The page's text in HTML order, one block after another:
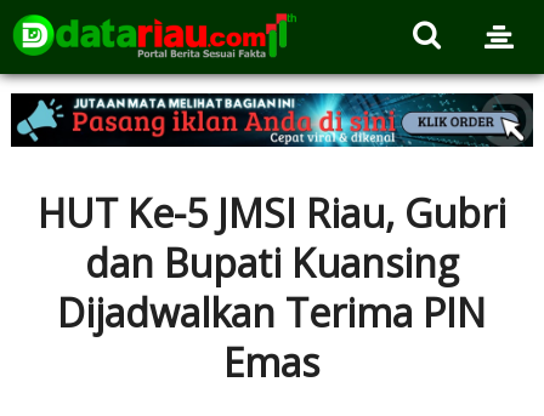
HUT Ke-5 JMSI Riau, Gubri
dan Bupati Kuansing
Dijadwalkan Terima PIN
Emas